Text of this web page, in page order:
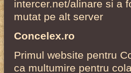
intercer.net/alinare si a
mutat pe alt server
Concelex.ro
Primul website pentru
ca multumire pentru